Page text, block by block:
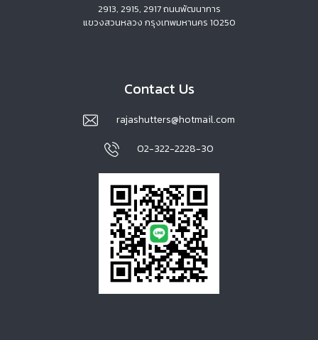
2913, 2915, 2917 ถนนพัฒนาการ
แขวงสวนหลวง กรุงเทพมหานคร 10250
Contact Us
rajashutters@hotmail.com
02-322-2228-30